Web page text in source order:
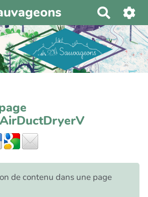
e
c
h
e
r
de contenu dans une page